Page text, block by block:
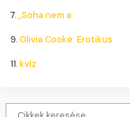
7.„Soha nem a
9.Olivia Cooke: Erotikus
11.kvíz